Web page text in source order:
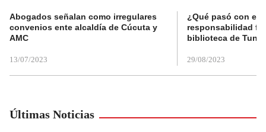
Abogados señalan como irregulares
convenios ente alcaldía de Cúcuta y
AMC
13/07/2023
¿Qué pasó con el
responsabilidad
biblioteca de
29/08/2023
Últimas Noticias